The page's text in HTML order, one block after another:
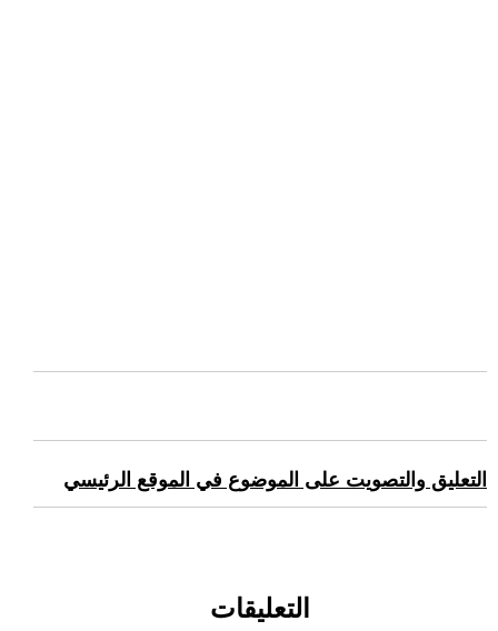
التعليق والتصويت على الموضوع في الموقع الرئيسي
التعليقات